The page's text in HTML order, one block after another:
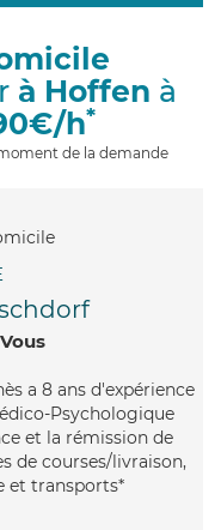
g
à Hoffen à
h*
de la demande
a 8 ans d'expérience
Psychologique
et la rémission de
de courses/livraison,
et transports*